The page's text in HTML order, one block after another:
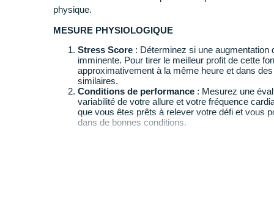
Multi-GNSS : GPS, GLONASS et GALILEO
Cardiofréquencemètre Elevate Gen 4
physique.
MESURE PHYSIOLOGIQUE
Stress Score : Déterminez si une augmentation
imminente. Pour tirer le meilleur profit de cette
approximativement à la même heure et dans
similaires.
Conditions de performance : Mesurez une
variabilité de votre allure et votre fréquence
que vous êtes prêts à relever votre défi et vous
dans de bonnes conditions.